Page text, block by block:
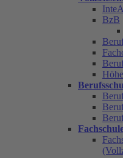
InteA
BzB